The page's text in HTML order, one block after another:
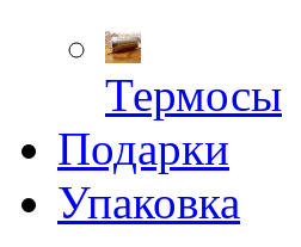
Термосы
Подарки
Упаковка